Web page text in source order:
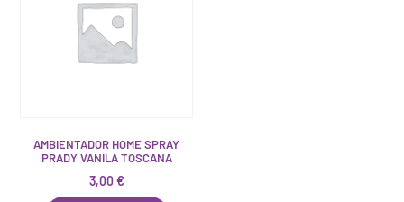
AMBIENTADOR HOME SPRAY
PRADY VANILA TOSCANA
3,00€